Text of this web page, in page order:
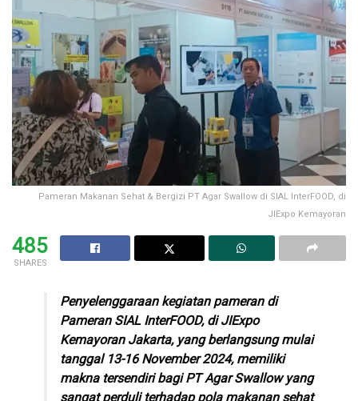
Pameran Makanan Sehat & Bergizi PT Agar Swallow di SIAL InterFOOD, di
JIExpo Kemayoran
485
SHARES
Penyelenggaraan kegiatan pameran di
Pameran SIAL InterFOOD, di JIExpo
Kemayoran Jakarta, yang berlangsung mulai
tanggal 13-16 November 2024, memiliki
makna tersendiri bagi PT Agar Swallow yang
sangat perduli terhadap pola makanan sehat